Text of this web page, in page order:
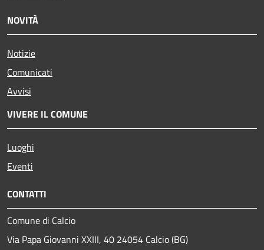
NOVITÀ
Notizie
Comunicati
Avvisi
VIVERE IL COMUNE
Luoghi
Eventi
CONTATTI
Comune di Calcio
Via Papa Giovanni XXIII, 40 24054 Calcio (BG)